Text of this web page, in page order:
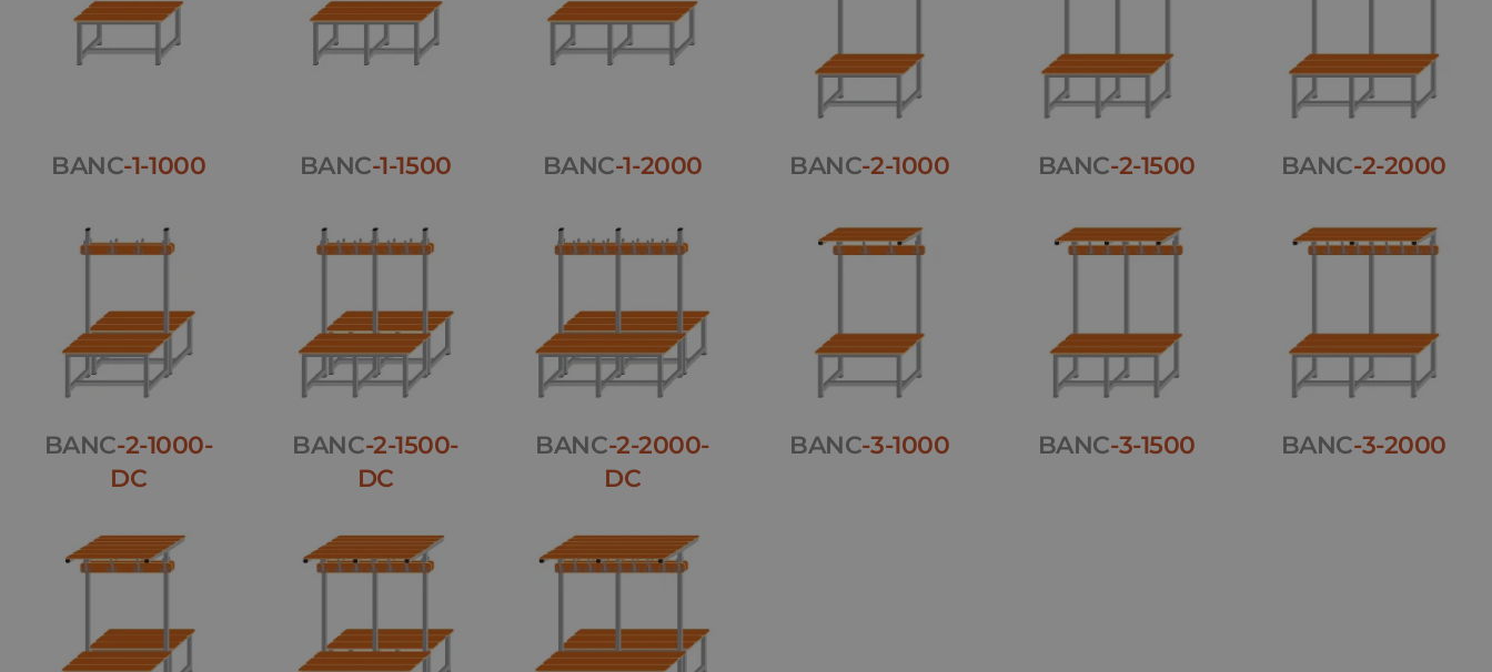
BANC-1-1000 BANC-1-1500 BANC-1-2000 BANC-2-1000 BANC-2-1500 BANC-2-2000
BANC-2-1000-
DC
BANC-2-1500-
DC
BANC-2-2000-
DC
BANC-3-1000 BANC-3-1500 BANC-3-2000